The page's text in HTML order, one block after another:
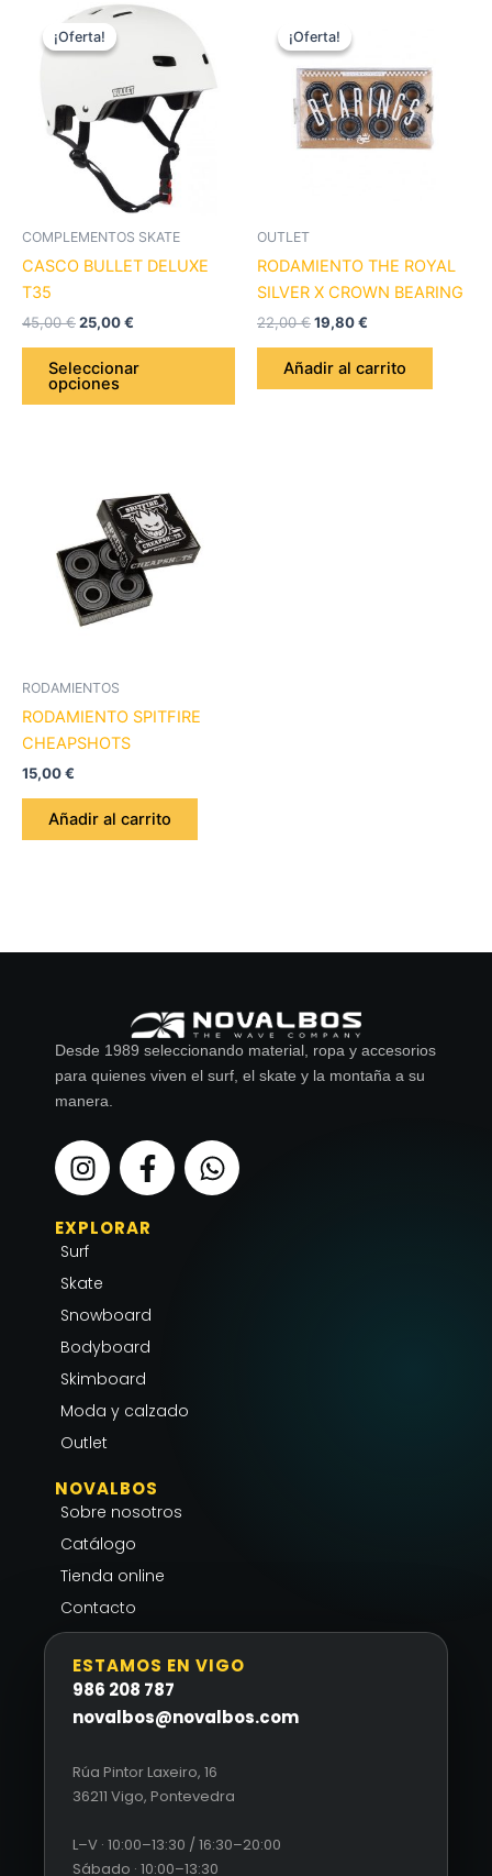
¡Oferta!
¡Oferta!
COMPLEMENTOS SKATE
CASCO BULLET DELUXE
T35
45,00€
El
precio
original
45,00 €.
25,00€
El
es:
25,00 €.
Seleccionar
opciones
producto
múltiples
variantes.
página
¡Oferta!
¡Oferta!
OUTLET
RODAMIENTO THE ROYAL
SILVER X CROWN BEARING
22,00€
precio
original
era:
22,00 €.
19,80€
es:
19,80 €.
Añadir al carrito
RODAMIENTOS
RODAMIENTO SPITFIRE
CHEAPSHOTS
15,00€
Añadir al carrito
Desde 1989 seleccionando material, ropa y accesorios
para quienes viven el surf, el skate y la montaña a su
manera.
I
n
s
t
a
g
r
a
m
F
a
c
e
o
k
f
W
h
a
EXPLORAR
Surf
Skate
Snowboard
Bodyboard
Skimboard
Moda y calzado
Outlet
NOVALBOS
Sobre nosotros
Catálogo
Tienda online
Contacto
ESTAMOS EN VIGO
986 208 787
novalbos@novalbos.com
Rúa Pintor Laxeiro, 16
36211 Vigo, Pontevedra
L–V · 10:00–13:30 / 16:30–20:00
Sábado · 10:00–13:30